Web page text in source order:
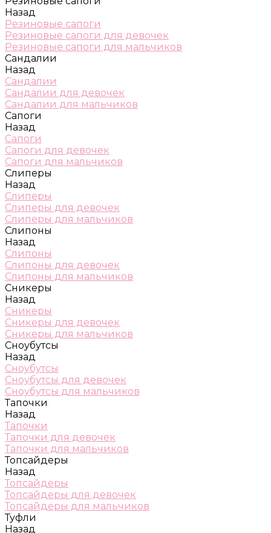
Назад
Резиновые сапоги
Резиновые сапоги для девочек
Резиновые сапоги для мальчиков
Сандалии
Назад
Сандалии
Сандалии для девочек
Сандалии для мальчиков
Сапоги
Назад
Сапоги
Сапоги для девочек
Сапоги для мальчиков
Слиперы
Назад
Слиперы
Слиперы для девочек
Слиперы для мальчиков
Слипоны
Назад
Слипоны
Слипоны для девочек
Слипоны для мальчиков
Сникеры
Назад
Сникеры
Сникеры для девочек
Сникеры для мальчиков
Сноубутсы
Назад
Сноубутсы
Сноубутсы для девочек
Сноубутсы для мальчиков
Тапочки
Назад
Тапочки
Тапочки для девочек
Тапочки для мальчиков
Топсайдеры
Назад
Топсайдеры
Топсайдеры для девочек
Топсайдеры для мальчиков
Туфли
Назад